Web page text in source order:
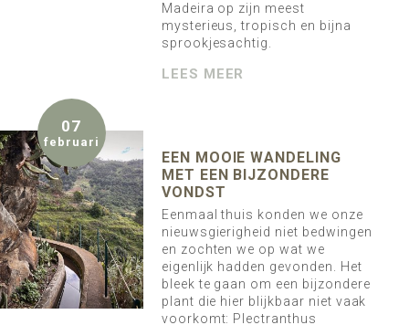
Madeira op zijn meest
mysterieus, tropisch en bijna
sprookjesachtig.
LEES MEER
07
februari
EEN MOOIE WANDELING
MET EEN BIJZONDERE
VONDST
Eenmaal thuis konden we onze
nieuwsgierigheid niet bedwingen
en zochten we op wat we
eigenlijk hadden gevonden. Het
bleek te gaan om een bijzondere
plant die hier blijkbaar niet vaak
voorkomt: Plectranthus